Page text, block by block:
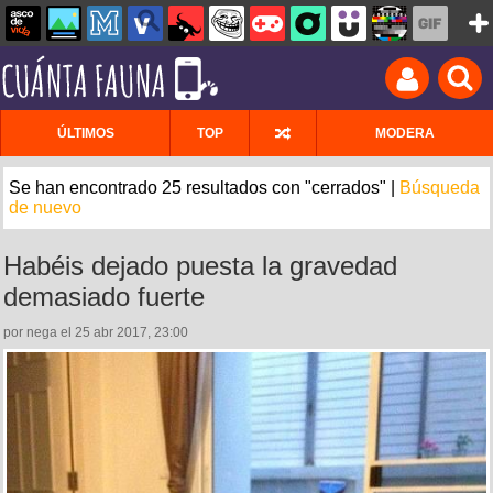
ÚLTIMOS TOP MODERA
Se han encontrado 25 resultados con "cerrados" |
Búsqueda
de nuevo
Habéis dejado puesta la gravedad
demasiado fuerte
por nega el 25 abr 2017, 23:00